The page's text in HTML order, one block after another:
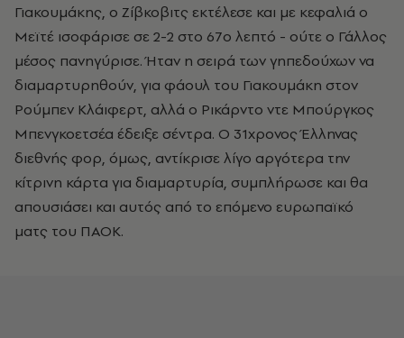
Γιακουμάκης, ο Ζίβκοβιτς εκτέλεσε και με κεφαλιά ο
Μεϊτέ ισοφάρισε σε 2-2 στο 67ο λεπτό - ούτε ο Γάλλος
μέσος πανηγύρισε. Ήταν η σειρά των γηπεδούχων να
διαμαρτυρηθούν, για φάουλ του Γιακουμάκη στον
Ρούμπεν Κλάιφερτ, αλλά ο Ρικάρντο ντε Μπούργκος
Μπενγκοετσέα έδειξε σέντρα. Ο 31χρονος Έλληνας
διεθνής φορ, όμως, αντίκρισε λίγο αργότερα την
κίτρινη κάρτα για διαμαρτυρία, συμπλήρωσε και θα
απουσιάσει και αυτός από το επόμενο ευρωπαϊκό
ματς του ΠΑΟΚ.